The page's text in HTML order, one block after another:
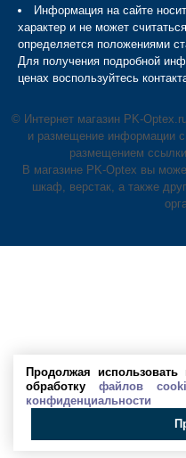
Информация на сайте
характер и не может
определяется положениями
Для получения подробной
ценах воспользуйтесь
© Интернет магазин PK-
и размещение информации с
размещением
В магазине PK-Optex вы
шкаф, верстак, а также
Продолжая
обработку файлов
конфиденциальности